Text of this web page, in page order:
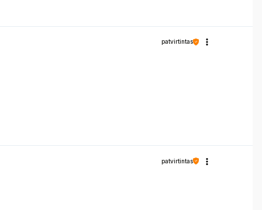
patvirtintas
patvirtintas